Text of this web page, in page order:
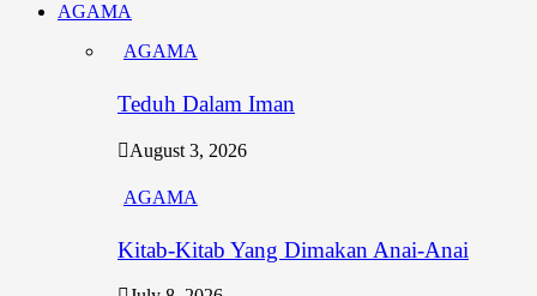
AGAMA
AGAMA
Teduh Dalam Iman
August 3, 2026
AGAMA
Kitab-Kitab Yang Dimakan Anai-Anai